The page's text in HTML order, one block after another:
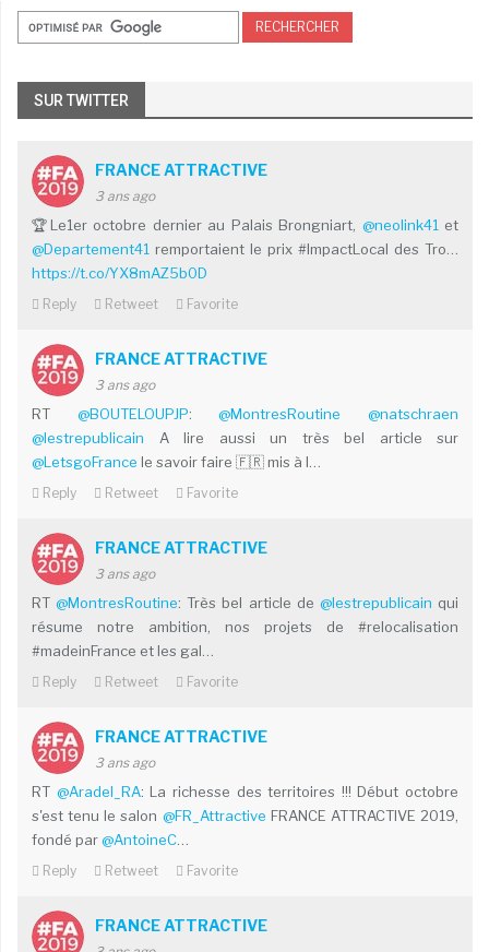
SUR TWITTER
FRANCE ATTRACTIVE
3 ans ago
🏆Le1er octobre dernier au Palais Brongniart, @neolink41 et
@Departement41 remportaient le prix #ImpactLocal des Tro…
https://t.co/YX8mAZ5b0D
Reply Retweet Favorite
FRANCE ATTRACTIVE
3 ans ago
RT @BOUTELOUPJP:@MontresRoutine
@natschraen
@lestrepublicain A lire aussi un très bel article sur
@LetsgoFrance le savoir faire 🇫🇷 mis à l…
Reply Retweet Favorite
FRANCE ATTRACTIVE
3 ans ago
RT@MontresRoutine: Très bel article de @lestrepublicain qui
résume notre ambition, nos projets de #relocalisation
#madeinFrance et les gal…
Reply Retweet Favorite
FRANCE ATTRACTIVE
3 ans ago
RT @Aradel_RA: La richesse des territoires !!! Début octobre
s'est tenu le salon @FR_Attractive FRANCE ATTRACTIVE 2019,
fondé par@AntoineC
Reply Retweet Favorite
FRANCE ATTRACTIVE